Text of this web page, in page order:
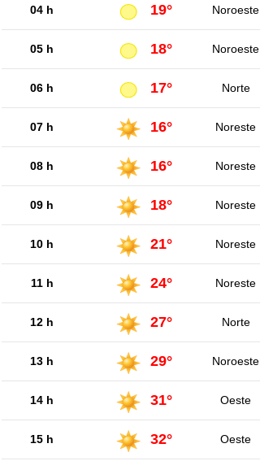
04 h 19° Noroeste
05 h 18° Noroeste
06 h 17° Norte
07 h 16° Noreste
08 h 16° Noreste
09 h 18° Noreste
10 h 21° Noreste
11 h 24° Noreste
12 h 27° Norte
13 h 29° Noroeste
14 h 31° Oeste
15 h 32° Oeste